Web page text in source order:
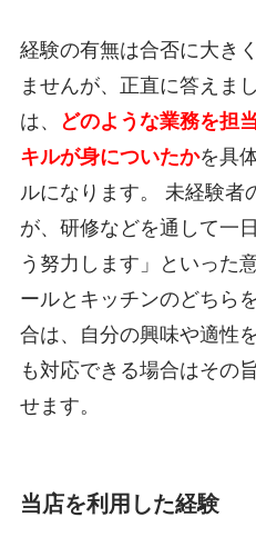
経験の有無は合否に大き
ませんが、正直に答えま
は、
どのような業務を担
キルが身についたかを具
ルになります。 未経験者
が、研修などを通して一
う努力します」といった
ールとキッチンのどちら
合は、自分の興味や適性
も対応できる場合はその
せます。
当店を利用した経験